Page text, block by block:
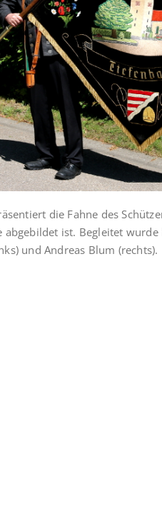
die Fahne des
abgebildet ist. Begleitet
und Andreas Blum (rechts).